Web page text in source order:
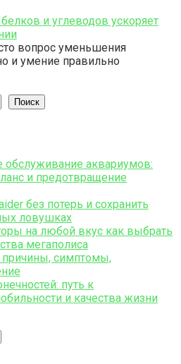
и углеводов ускоряет
вопрос уменьшения
и умение правильно
Поиск
обслуживание аквариумов:
и предотвращение
без потерь и сохранить
ловушках
на любой вкус как выбрать
мегаполиса
симптомы,
путь к
и качества жизни